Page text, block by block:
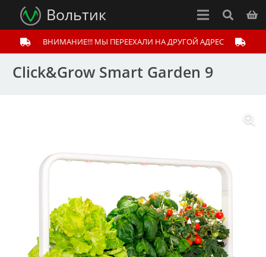
Вольтик
ВНИМАНИЕ!!! МЫ ПЕРЕЕХАЛИ НА ДРУГОЙ АДРЕС
Click&Grow Smart Garden 9